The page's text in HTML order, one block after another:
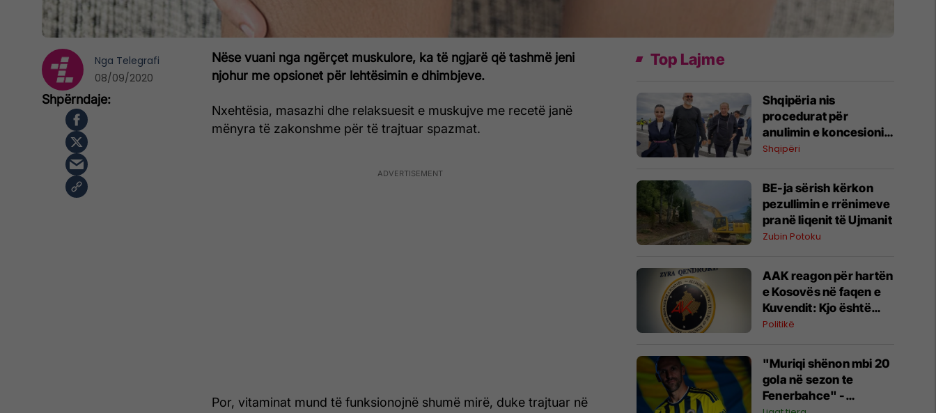
Nëse vuani nga ngërçet muskulore, ka të ngjarë që tashmë jeni
njohur me opsionet për lehtësimin e dhimbjeve.
Nxehtësia, masazhi dhe relaksuesit e muskujve me recetë janë
mënyra të zakonshme për të trajtuar spazmat.
Por, vitaminat mund të funksionojnë shumë mirë, duke trajtuar në
Nga Telegrafi
08/09/2020
Top Lajme
​Shqipëria nis
procedurat për
anulimin e koncesionit
të Aeroportit të Vlorës
Shqipëri
BE-ja sërish kërkon
pezullimin e rrënimeve
pranë liqenit të Ujmanit
Zubin Potoku
AAK reagon për hartën
e Kosovës në faqen e
Kuvendit: Kjo është
fytyra e vërtetë e këtij
Politikë
"Muriqi shënon mbi 20
gola në sezon te
Fenerbahce" -